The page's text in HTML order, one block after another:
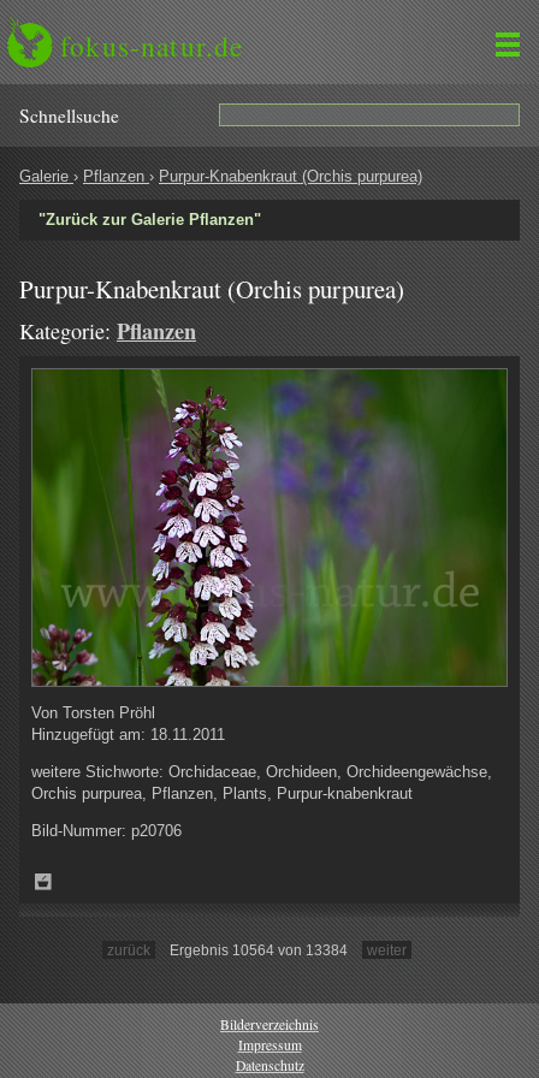
fokus-natur.de
Schnell­suche
Galerie › Pflanzen › Purpur-Knabenkraut (Orchis purpurea)
"Zurück zur Galerie Pflanzen"
Purpur-Knabenkraut (Orchis purpurea)
Kategorie: Pflanzen
Von Torsten Pröhl
Hinzugefügt am: 18.11.2011
weitere Stichworte: Orchidaceae, Orchideen, Orchideengewächse,
Orchis purpurea, Pflanzen, Plants, Purpur-knabenkraut
Bild-Nummer: p20706
zurück Ergebnis 10564 von 13384 weiter
Bilderverzeichnis
Impressum
Datenschutz